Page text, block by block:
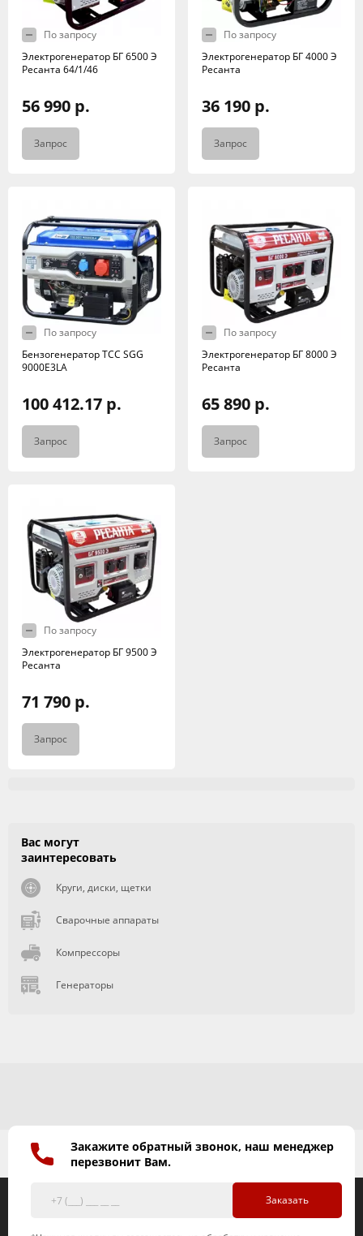
По запросу
Электрогенератор БГ 6500 Э
Ресанта 64/1/46
56 990 р.
Запрос
По запросу
Электрогенератор БГ 4000 Э
Ресанта
36 190 р.
Запрос
По запросу
Бензогенератор ТСС SGG
9000E3LA
100 412.17 р.
Запрос
По запросу
Электрогенератор БГ 8000 Э
Ресанта
65 890 р.
Запрос
По запросу
Электрогенератор БГ 9500 Э
Ресанта
71 790 р.
Запрос
Вас могут
заинтересовать
Круги, диски, щетки
Сварочные аппараты
Компрессоры
Генераторы
Закажите обратный звонок, наш менеджер
перезвонит Вам.
Заказать